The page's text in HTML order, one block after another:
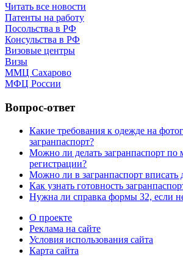
Читать все новости
Патенты на работу
Посольства в РФ
Консульства в РФ
Визовые центры
Визы
ММЦ Сахарово
МФЦ России
Вопрос-ответ
Какие требования к одежде на
загранпаспорт?
Можно ли делать загранпаспорт по
регистрации?
Можно ли в загранпаспорт вписать
Как узнать готовность
Нужна ли справка формы 32, если
О проекте
Реклама на сайте
Условия использования сайта
Карта сайта